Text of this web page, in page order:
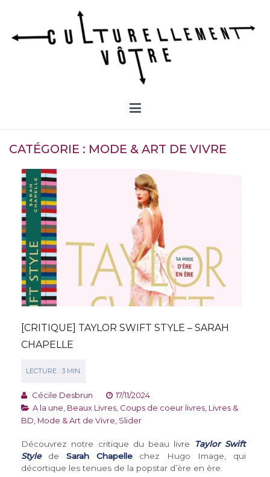
contenu
CATÉGORIE : MODE & ART DE VIVRE
[CRITIQUE] TAYLOR SWIFT STYLE – SARAH
CHAPELLE
Cécile Desbrun
17/11/2024
A la une Beaux Livres Coups de coeur livres Livres &
BD Mode & Art de Vivre Slider
Découvrez notre critique du beau livre
Taylor Swift
Style
de Sarah Chapellechez Hugo Image, qui
décortique les tenues de la popstar d’ère en ère.